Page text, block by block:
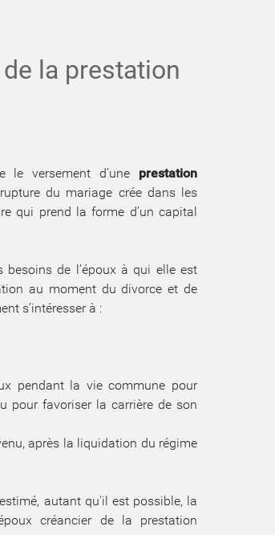
la prestation
le versement d’une prestation
du mariage crée dans les
qui prend la forme d’un capital
de l’époux à qui elle est
au moment du divorce et de
s’intéresser à :
pendant la vie commune pour
pour favoriser la carrière de son
après la liquidation du régime
autant qu'il est possible, la
créancier de la prestation